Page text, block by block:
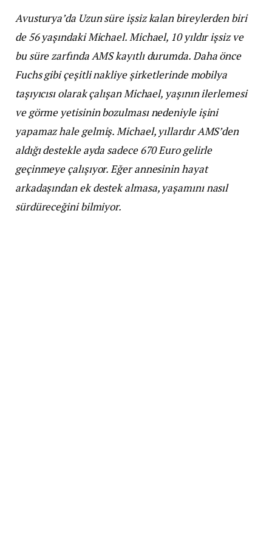
Avusturya’da Uzun süre işsiz kalan bireylerden biri
de 56 yaşındaki Michael. Michael, 10 yıldır işsiz ve
bu süre zarfında AMS kayıtlı durumda. Daha önce
Fuchs gibi çeşitli nakliye şirketlerinde mobilya
taşıyıcısı olarak çalışan Michael, yaşının ilerlemesi
ve görme yetisinin bozulması nedeniyle işini
yapamaz hale gelmiş. Michael, yıllardır AMS’den
aldığı destekle ayda sadece 670 Euro gelirle
geçinmeye çalışıyor. Eğer annesinin hayat
arkadaşından ek destek almasa, yaşamını nasıl
sürdüreceğini bilmiyor.